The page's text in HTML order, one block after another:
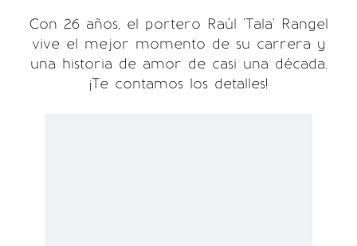
Con 26 años, el portero Raúl 'Tala' Rangel
vive el mejor momento de su carrera y
una historia de amor de casi una década.
¡Te contamos los detalles!